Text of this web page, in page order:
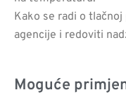
Kako se radi o
agencije i redoviti
Moguće